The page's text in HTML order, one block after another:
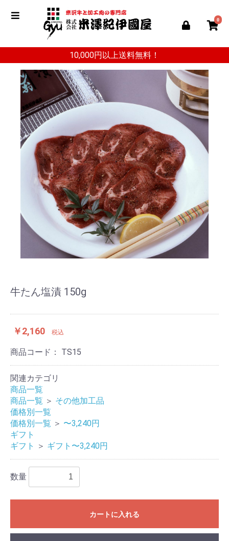
0
10,000円以上送料無料！
牛たん塩漬 150g
￥2,160 税込
商品コード： TS15
関連カテゴリ
商品一覧
商品一覧 ＞ その他加工品
価格別一覧
価格別一覧 ＞ 〜3,240円
ギフト
ギフト
＞ ギフト〜3,240円
数量
カートに入れる